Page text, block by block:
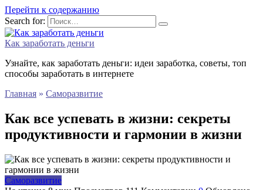
Перейти к содержанию
Search for:
Как заработать деньги
Узнайте, как заработать деньги: идеи заработка, советы, топ
способы заработать в интернете
Главная » Саморазвитие
Как все успевать в жизни: секреты
продуктивности и гармонии в жизни
Саморазвитие